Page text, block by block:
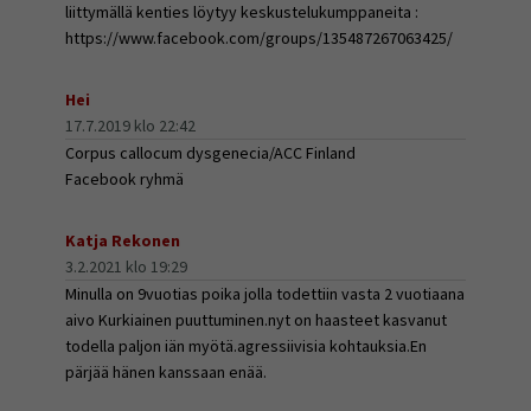
liittymällä kenties löytyy keskustelukumppaneita :
https://www.facebook.com/groups/135487267063425/
Hei
17.7.2019 klo 22:42
Corpus callocum dysgenecia/ACC Finland
Facebook ryhmä
Katja Rekonen
3.2.2021 klo 19:29
Minulla on 9vuotias poika jolla todettiin vasta 2 vuotiaana
aivo Kurkiainen puuttuminen.nyt on haasteet kasvanut
todella paljon iän myötä.agressiivisia kohtauksia.En
pärjää hänen kanssaan enää.